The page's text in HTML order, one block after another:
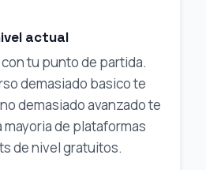
actual
tu punto de partida.
demasiado basico te
demasiado avanzado te
mayoria de plataformas
de nivel gratuitos.